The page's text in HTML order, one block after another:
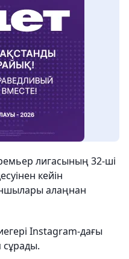
лигасының 32-ші
кейін
алаңнан
Instagram-дағы